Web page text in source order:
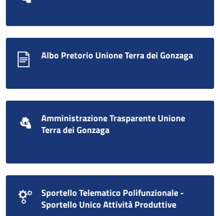
Albo Pretorio Unione Terra dei Gonzaga
Amministrazione Trasparente Unione
Terra dei Gonzaga
Sportello Telematico Polifunzionale -
Sportello Unico Attività Produttive